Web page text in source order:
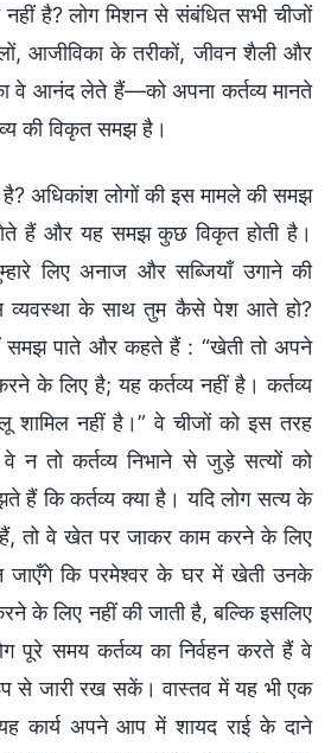
है? लोग मिशन से संबंधित सभी चीजों
आजीविका के तरीकों, जीवन शैली और
वे आनंद लेते हैं—को अपना कर्तव्य मानते
की विकृत समझ है।
है? अधिकांश लोगों की इस मामले की समझ
हैं और यह समझ कुछ विकृत होती है।
लिए अनाज और सब्जियाँ उगाने की
व्यवस्था के साथ तुम कैसे पेश आते हो?
समझ पाते और कहते हैं : “खेती तो अपने
के लिए है; यह कर्तव्य नहीं है। कर्तव्य
शामिल नहीं है।” वे चीजों को इस तरह
न तो कर्तव्य निभाने से जुड़े सत्यों को
हैं कि कर्तव्य क्या है। यदि लोग सत्य के
तो वे खेत पर जाकर काम करने के लिए
जाएँगे कि परमेश्वर के घर में खेती उनके
के लिए नहीं की जाती है, बल्कि इसलिए
पूरे समय कर्तव्य का निर्वहन करते हैं वे
से जारी रख सकें। वास्तव में यह भी एक
कार्य अपने आप में शायद राई के दाने